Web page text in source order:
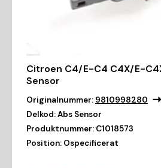
Citroen C4/E-C4 C4X/E-
Sensor
Originalnummer: 9810998280
Delkod:Abs Sensor
Produktnummer: C1018573
Position: Ospecificerat